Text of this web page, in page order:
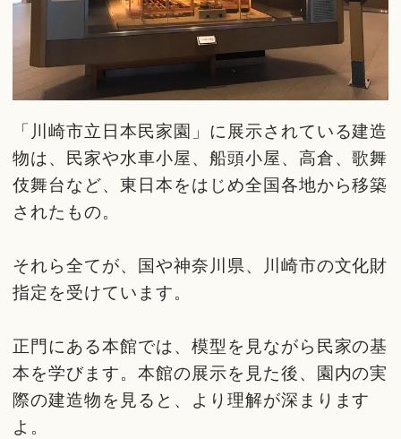
「川崎市立日本民家園」に展示されている建造
物は、民家や水車小屋、船頭小屋、高倉、歌舞
伎舞台など、東日本をはじめ全国各地から移築
されたもの。
それら全てが、国や神奈川県、川崎市の文化財
指定を受けています。
正門にある本館では、模型を見ながら民家の基
本を学びます。本館の展示を見た後、園内の実
際の建造物を見ると、より理解が深まります
よ。